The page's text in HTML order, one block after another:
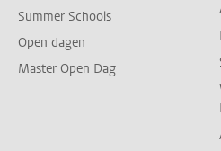
Summer Schools
Open dagen
Master Open Dag